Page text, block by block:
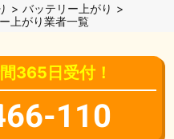
バッテリー上がり
上がり業者一覧
365日受付！
110